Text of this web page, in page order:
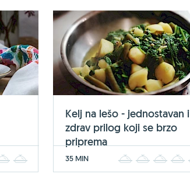
4
Kelj na lešo - jednostavan i
zdrav prilog koji se brzo
priprema
35 MIN 2 3 4